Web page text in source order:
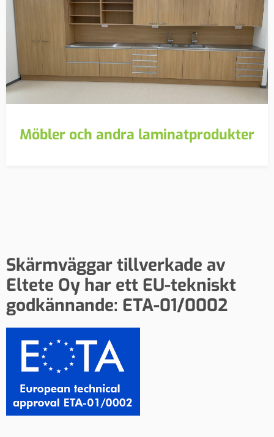
Möbler och andra laminatprodukter
Skärmväggar tillverkade av
Eltete Oy har ett EU-tekniskt
godkännande: ETA-01/0002